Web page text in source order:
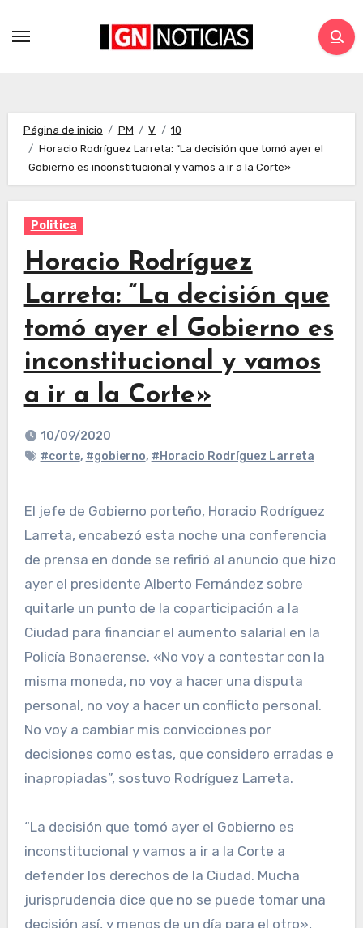
Página de inicio PM V
10
Horacio Rodríguez Larreta: “La decisión que tomó ayer el
Gobierno es inconstitucional y vamos a ir a la Corte»
Politica
Horacio Rodríguez
Larreta: “La decisión que
tomó ayer el Gobierno es
inconstitucional y vamos
a ir a la Corte»
10/09/2020
#corte, #gobierno, #Horacio Rodríguez Larreta
El jefe de Gobierno porteño, Horacio Rodríguez
Larreta, encabezó esta noche una conferencia
de prensa en donde se refirió al anuncio que hizo
ayer el presidente Alberto Fernández sobre
quitarle un punto de la coparticipación a la
Ciudad para financiar el aumento salarial en la
Policía Bonaerense. «No voy a contestar con la
misma moneda, no voy a hacer una disputa
personal, no voy a hacer un conflicto personal.
No voy a cambiar mis convicciones por
decisiones como estas, que considero erradas e
inapropiadas”, sostuvo Rodríguez Larreta.
“La decisión que tomó ayer el Gobierno es
inconstitucional y vamos a ir a la Corte a
defender los derechos de la Ciudad. Mucha
jurisprudencia dice que no se puede tomar una
decisión así, y menos de un día para el otro»,